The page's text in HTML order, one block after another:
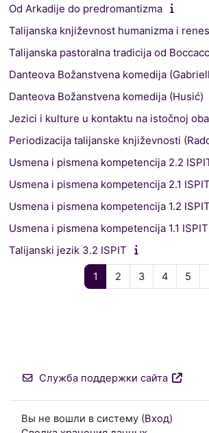
Od Arkadije do predromantizma
Talijanska književnost humanizma i
Talijanska pastoralna tradicija od
Danteova Božanstvena komedija
Danteova Božanstvena komedija (Husić)
Jezici i kulture u kontaktu na istočnoj
Periodizacija talijanske književnosti
Usmena i pismena kompetencija 2.2
Usmena i pismena kompetencija 2.1 ISPIT
Usmena i pismena kompetencija 1.2
Usmena i pismena kompetencija 1.1
Talijanski jezik 3.2 ISPIT
1 Страница 1
2 Страница 2
3Страница 3
4 5
Служба поддержки сайта
Вы не вошли в систему (Вход)